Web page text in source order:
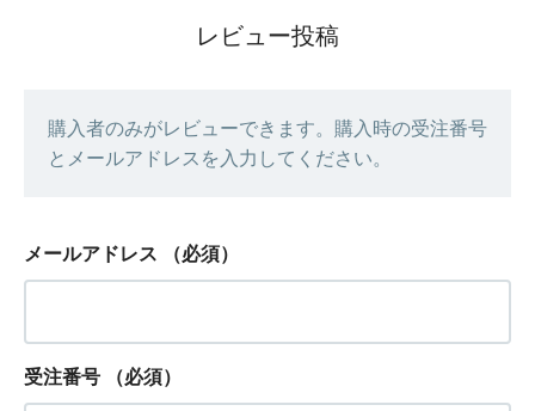
レビュー投稿
購入者のみがレビューできます。購入時の受注番号
とメールアドレスを入力してください。
メールアドレス （必須）
受注番号 （必須）